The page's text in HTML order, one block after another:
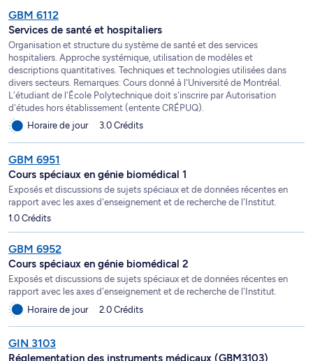
GBM 6112
Services de santé et hospitaliers
Organisation et structure du système de santé et des services
hospitaliers. Approche systémique, utilisation de modèles et
descriptions quantitatives. Techniques et technologies utilisées dans
divers secteurs. Remarques: Cours donné à l'Université de Montréal.
L'étudiant de l'École Polytechnique doit s'inscrire par Autorisation
d'études hors établissement (entente CRÉPUQ).
Horaire de jour
3.0 Crédits
GBM 6951
Cours spéciaux en génie biomédical 1
Exposés et discussions de sujets spéciaux et de données récentes en
rapport avec les axes d'enseignement et de recherche de l'Institut.
1.0 Crédits
GBM 6952
Cours spéciaux en génie biomédical 2
Exposés et discussions de sujets spéciaux et de données récentes en
rapport avec les axes d'enseignement et de recherche de l'Institut.
Horaire de jour
2.0 Crédits
GIN 3103
Réglementation des instruments médicaux (GBM3103)